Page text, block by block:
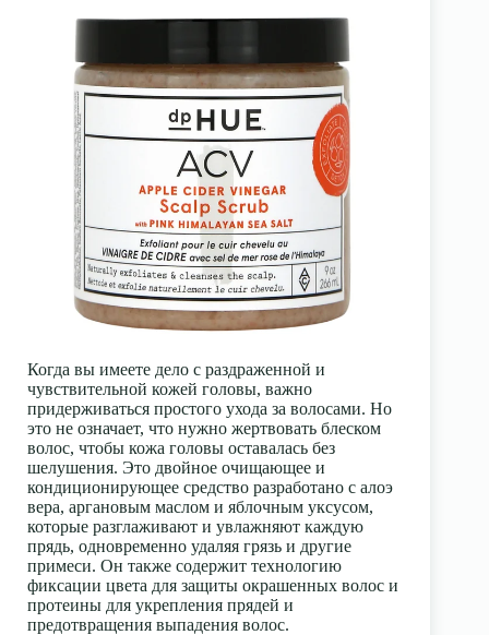
Когда вы имеете дело с раздраженной и
чувствительной кожей головы, важно
придерживаться простого ухода за волосами. Но
это не означает, что нужно жертвовать блеском
волос, чтобы кожа головы оставалась без
шелушения. Это двойное очищающее и
кондиционирующее средство разработано с алоэ
вера, аргановым маслом и яблочным уксусом,
которые разглаживают и увлажняют каждую
прядь, одновременно удаляя грязь и другие
примеси. Он также содержит технологию
фиксации цвета для защиты окрашенных волос и
протеины для укрепления прядей и
предотвращения выпадения волос.